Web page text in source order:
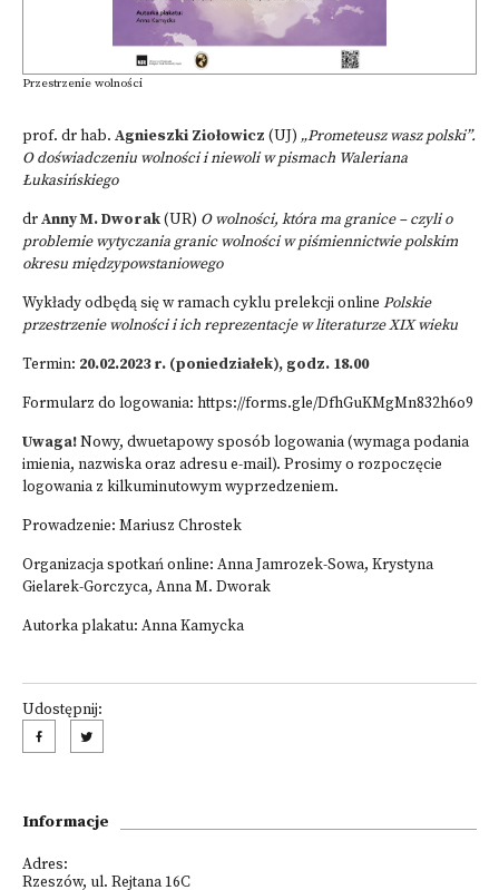
Przestrzenie wolności
prof. dr hab. Agnieszki Ziołowicz (UJ) „Prometeusz wasz polski”.
O doświadczeniu wolności i niewoli w pismach Waleriana
Łukasińskiego
drAnny M. Dworak(UR) O wolności, która ma granice – czyli o
problemie wytyczania granic wolności w piśmiennictwie polskim
okresu międzypowstaniowego
Wykłady odbędą się w ramach cyklu prelekcji online Polskie
przestrzenie wolności i ich reprezentacje w literaturze XIX wieku
Termin: 20.02.2023 r. (poniedziałek), godz. 18.00
Formularz do logowania: https://forms.gle/DfhGuKMgMn832h6o9
Uwaga!Nowy, dwuetapowy sposób logowania (wymaga podania
imienia, nazwiska oraz adresu e-mail). Prosimy o rozpoczęcie
logowania z kilkuminutowym wyprzedzeniem.
Prowadzenie: Mariusz Chrostek
Organizacja spotkań online: Anna Jamrozek-Sowa, Krystyna
Gielarek-Gorczyca, Anna M. Dworak
Autorka plakatu: Anna Kamycka
Udostępnij:
Informacje
Adres:
Rzeszów, ul. Rejtana 16C